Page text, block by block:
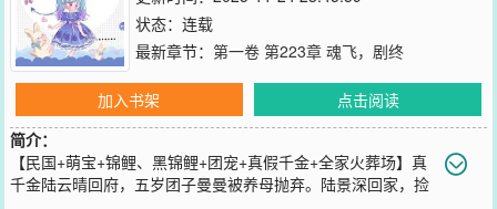
状态：连载
最新章节： 第一卷 第223章 魂飞，剧终
加入书架
点击阅读
简介：
【民国+萌宝+锦鲤、黑锦鲤+团宠+真假千金+全家火葬场】真
千金陆云晴回府，五岁团子曼曼被养母抛弃。陆景深回家，捡